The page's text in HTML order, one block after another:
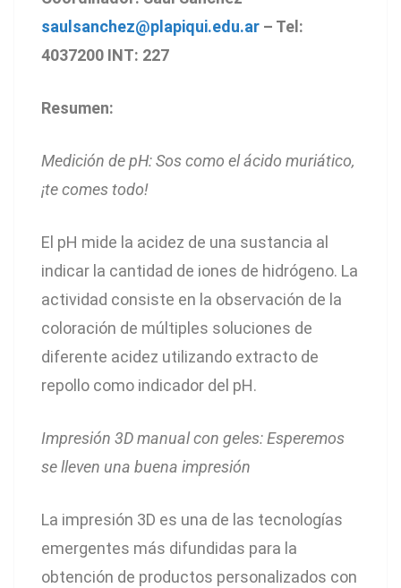
saulsanchez@plapiqui.edu.ar – Tel:
4037200 INT: 227
Resumen:
Medición de pH: Sos como el ácido muriático,
¡te comes todo!
El pH mide la acidez de una sustancia al
indicar la cantidad de iones de hidrógeno. La
actividad consiste en la observación de la
coloración de múltiples soluciones de
diferente acidez utilizando extracto de
repollo como indicador del pH.
Impresión 3D manual con geles: Esperemos
se lleven una buena impresión
La impresión 3D es una de las tecnologías
emergentes más difundidas para la
obtención de productos personalizados con